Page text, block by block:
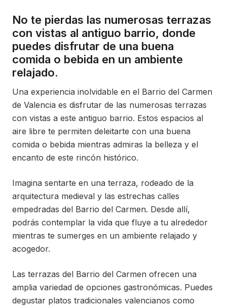
No te pierdas las numerosas terrazas
con vistas al antiguo barrio, donde
puedes disfrutar de una buena
comida o bebida en un ambiente
relajado.
Una experiencia inolvidable en el Barrio del Carmen
de Valencia es disfrutar de las numerosas terrazas
con vistas a este antiguo barrio. Estos espacios al
aire libre te permiten deleitarte con una buena
comida o bebida mientras admiras la belleza y el
encanto de este rincón histórico.
Imagina sentarte en una terraza, rodeado de la
arquitectura medieval y las estrechas calles
empedradas del Barrio del Carmen. Desde allí,
podrás contemplar la vida que fluye a tu alrededor
mientras te sumerges en un ambiente relajado y
acogedor.
Las terrazas del Barrio del Carmen ofrecen una
amplia variedad de opciones gastronómicas. Puedes
degustar platos tradicionales valencianos como